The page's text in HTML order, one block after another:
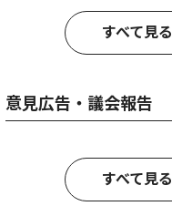
すべて見る
意見広告・議会報告
すべて見る